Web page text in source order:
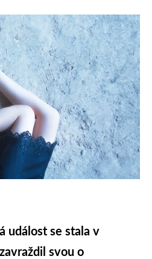
událost se stala v
svou o